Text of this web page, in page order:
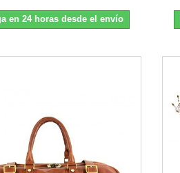
en 24 horas desde el envío